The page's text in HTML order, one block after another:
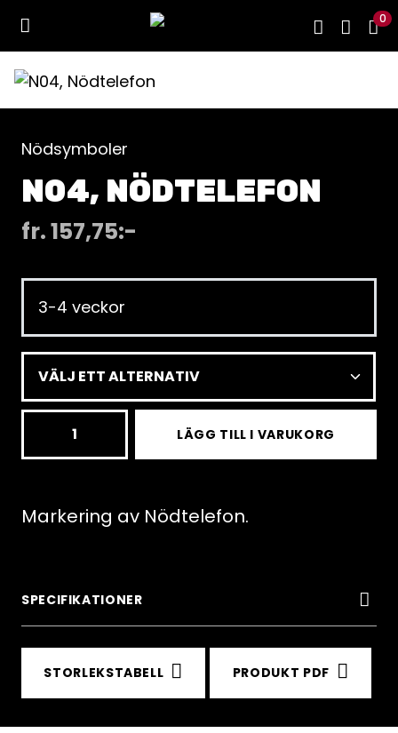
0
Nödsymboler
N04, NÖDTELEFON
fr.157,75:-
3-4 veckor
Nödtelefon
LÄGG TILL I VARUKORG
Markering av Nödtelefon.
SPECIFIKATIONER
STORLEKSTABELL PRODUKT PDF